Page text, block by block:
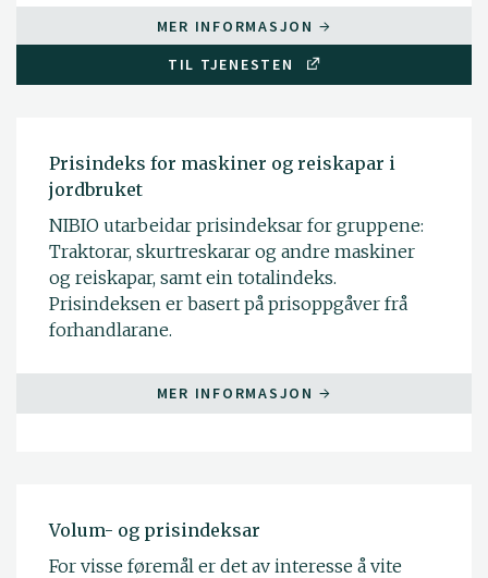
MER INFORMASJON
TIL TJENESTEN
Prisindeks for maskiner og reiskapar i
jordbruket
NIBIO utarbeidar prisindeksar for gruppene:
Traktorar, skurtreskarar og andre maskiner
og reiskapar, samt ein totalindeks.
Prisindeksen er basert på prisoppgåver frå
forhandlarane.
MER INFORMASJON
Volum- og prisindeksar
For visse føremål er det av interesse å vite